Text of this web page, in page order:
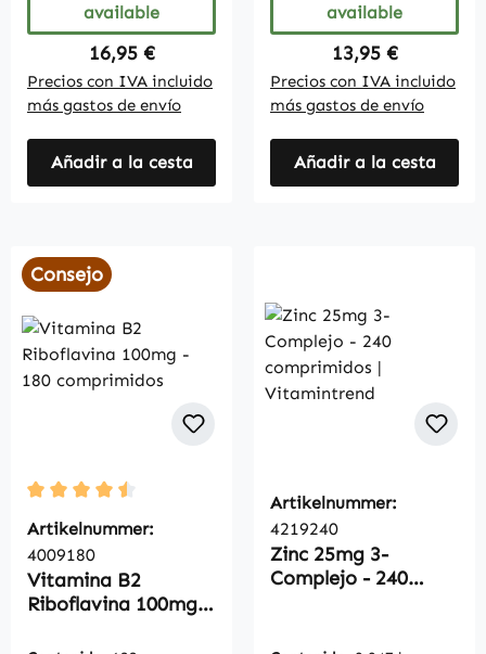
available
Regular price:
16,95 €
Precios con IVA incluido
más gastos de envío
Añadir a la cesta
available
Regular price:
13,95 €
Precios con IVA incluido
más gastos de envío
Añadir a la cesta
Consejo
Average rating of 4.5 out of 5 stars
Artikelnummer:
4009180
Vitamina B2
Riboflavina 100mg -
Artikelnummer:
4219240
Zinc 25mg 3-
Complejo - 240